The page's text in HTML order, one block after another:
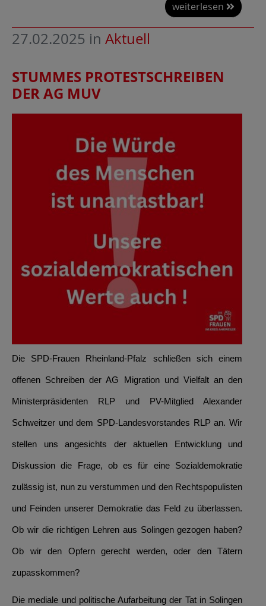
weiterlesen
27.02.2025 in Aktuell
STUMMES PROTESTSCHREIBEN
DER AG MUV
Die SPD-Frauen Rheinland-Pfalz schließen sich einem
offenen Schreiben der AG Migration und Vielfalt an den
Ministerpräsidenten RLP und PV-Mitglied Alexander
Schweitzer und dem SPD-Landesvorstandes RLP an. Wir
stellen uns angesichts der aktuellen Entwicklung und
Diskussion die Frage, ob es für eine Sozialdemokratie
zulässig ist, nun zu verstummen und den Rechtspopulisten
und Feinden unserer Demokratie das Feld zu überlassen.
Ob wir die richtigen Lehren aus Solingen gezogen haben?
Ob wir den Opfern gerecht werden, oder den Tätern
zupasskommen?
Die mediale und politische Aufarbeitung der Tat in Solingen